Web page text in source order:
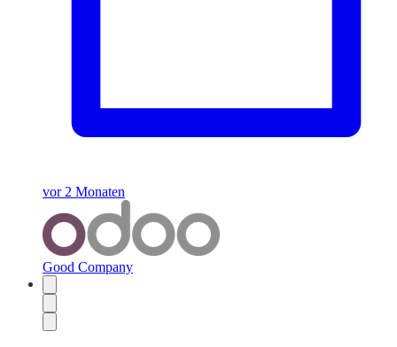
vor 2 Monaten
Good Company